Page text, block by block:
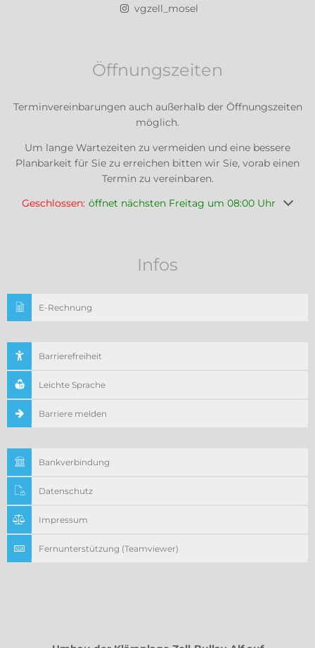
vgzell_mosel
Öffnungszeiten
Terminvereinbarungen auch außerhalb der Öffnungszeiten
möglich.
Um lange Wartezeiten zu vermeiden und eine bessere
Planbarkeit für Sie zu erreichen bitten wir Sie, vorab einen
Termin zu vereinbaren.
Klicken, um weitere Öffnungs- oder Schließzeiten
Geschlossen: öffnet nächsten Freitag um 08:00 Uhr
Infos
E-Rechnung
Barrierefreiheit
Leichte Sprache
Barriere melden
Bankverbindung
Datenschutz
Impressum
Fernunterstützung (Teamviewer)